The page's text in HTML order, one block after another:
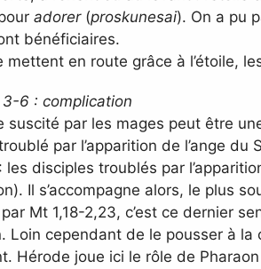
adorer(proskunesai). On a pu
bénéficiaires.
mettent en route grâce à l’étoile,
3-6 : complication
suscité par les mages peut être
par l’apparition de l’ange
les disciples troublés par
Il s’accompagne alors, le plus
Mt 1,18-2,23, c’est ce dernier
Loin cependant de le pousser à
Hérode joue ici le rôle de